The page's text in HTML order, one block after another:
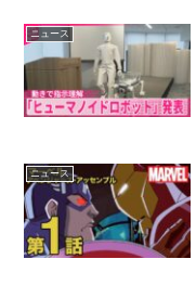
ニュース
ニュース